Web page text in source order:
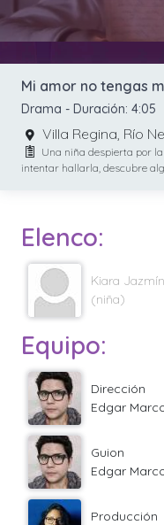
Mi amor no tengas
Drama - Duración: 4:05
Villa Regina, Río
Una niña despierta por
intentar hallarla, descubre
Elenco:
Kiara
(niña)
Equipo:
Dirección
Edgar
Guion
Edgar
Producción